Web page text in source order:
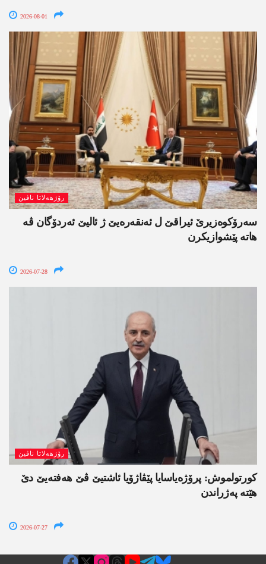
2026-08-01
رۆژھەلاتا ناڤین
سەرۆکوەزیرێ ئیراقێ ل ئەنقەرەیێ ژ ئالیێ ئەردۆگان ڤە
ھاتە پێشوازیکرن
2026-07-28
رۆژھەلاتا ناڤین
کورتولموش: پرۆژەیاسایا پێڤاژۆیا ئاشتیێ ڤێ ھەفتەیێ دێ
هێتە پەژراندن
2026-07-27